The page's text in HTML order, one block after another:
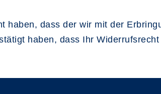
haben, dass der wir mit der
haben, dass Ihr